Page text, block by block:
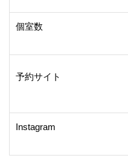
個室数
予約サイト
Instagram